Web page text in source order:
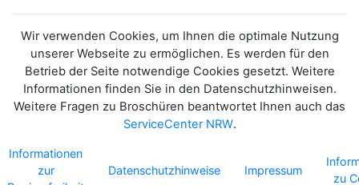
Wir verwenden Cookies, um Ihnen die optimale Nutzung
unserer Webseite zu ermöglichen. Es werden für den
Betrieb der Seite notwendige Cookies gesetzt. Weitere
Informationen finden Sie in den Datenschutzhinweisen.
Weitere Fragen zu Broschüren beantwortet Ihnen auch das
ServiceCenter NRW.
Informationen
zur
Datenschutzhinweise Impressum
zu